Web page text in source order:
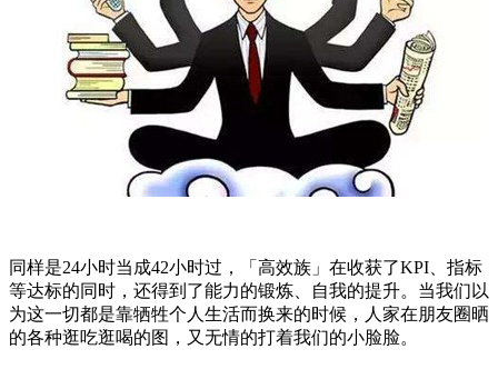
同样是24小时当成42小时过，「高效族」在收获了KPI、指标
等达标的同时，还得到了能力的锻炼、自我的提升。当我们以
为这一切都是靠牺牲个人生活而换来的时候，人家在朋友圈晒
的各种逛吃逛喝的图，又无情的打着我们的小脸脸。